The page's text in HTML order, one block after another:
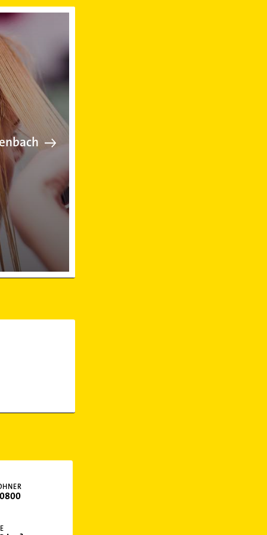
in Schnaittenbach